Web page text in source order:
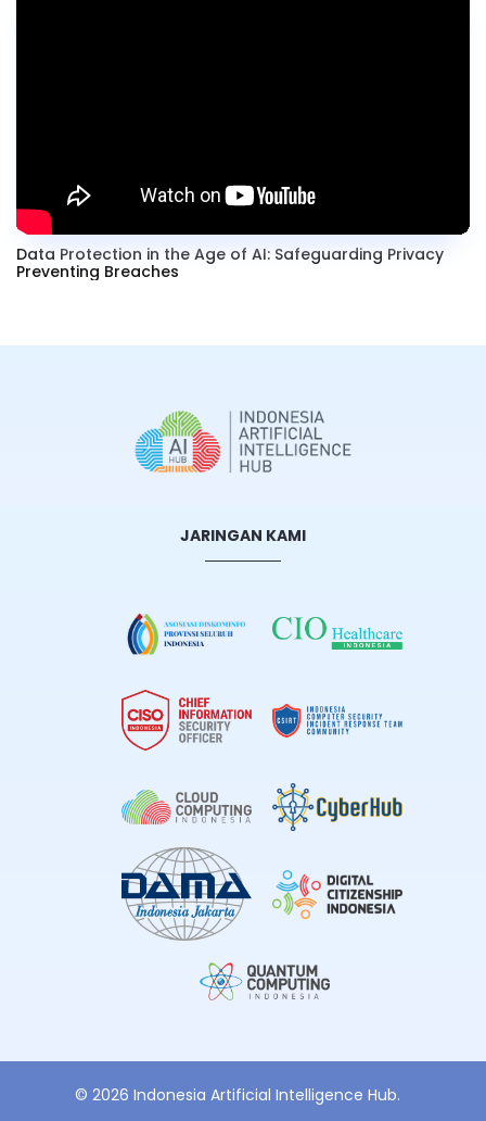
Data Protection in the Age of AI: Safeguarding Privacy
Preventing Breaches
JARINGAN KAMI
© 2026 Indonesia Artificial Intelligence Hub.